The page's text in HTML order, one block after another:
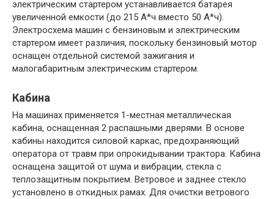
электрическим стартером устанавливается батарея
увеличенной емкости (до 215 А*ч вместо 50 А*ч).
Электросхема машин с бензиновым и электрическим
стартером имеет различия, поскольку бензиновый мотор
оснащен отдельной системой зажигания и
малогабаритным электрическим стартером.
Кабина
На машинах применяется 1-местная металлическая
кабина, оснащенная 2 распашными дверями. В основе
кабины находится силовой каркас, предохраняющий
оператора от травм при опрокидывании трактора. Кабина
оснащена защитой от шума и вибрации, стекла с
теплозащитным покрытием. Ветровое и заднее стекло
установлено в откидных рамах. Для очистки ветрового